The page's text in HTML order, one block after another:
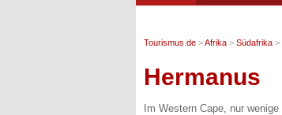
Tourismus.de >Afrika > Südafrika >
Hermanus
Im Western Cape, nur